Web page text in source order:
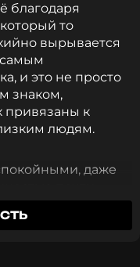
благодаря
то
вырывается
самым
и это не просто
знаком,
привязаны к
людям.
даже
Разбираемся,
так сильно